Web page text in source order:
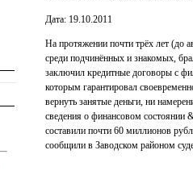
Дата: 19.10.2011
На протяжении почти трёх лет (до
среди подчинённых и знакомых,
заключил кредитные договоры с
которым гарантировал
вернуть занятые деньги, ни
сведения о финансовом состоянии
составили почти 60 миллионов
сообщили в Заводском районом